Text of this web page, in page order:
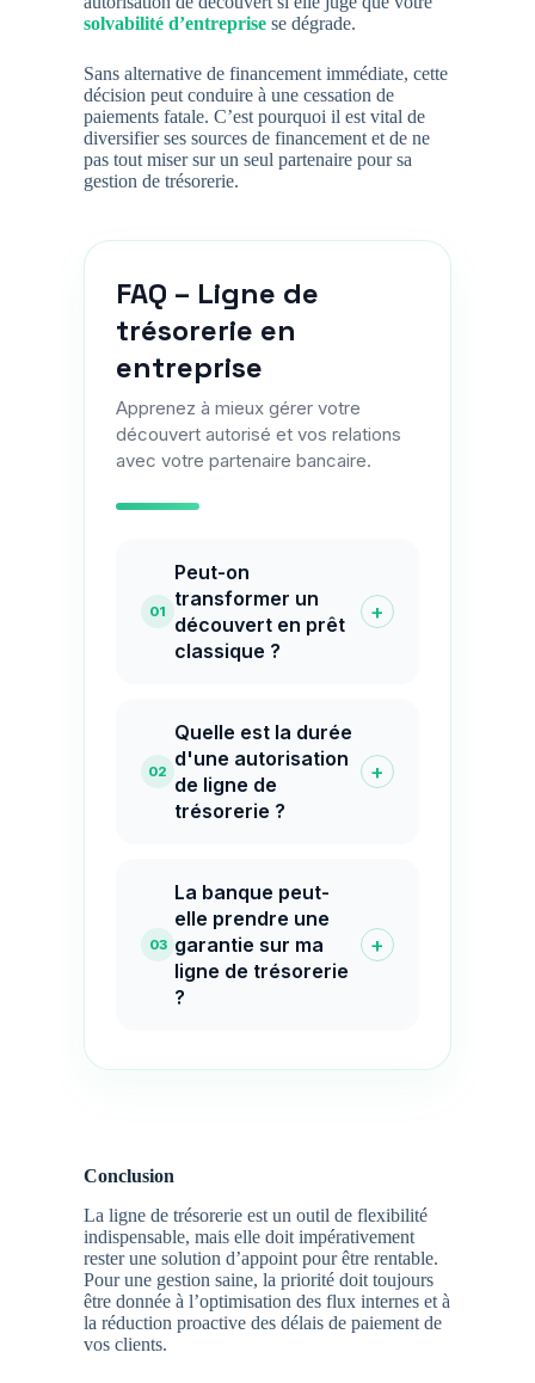
solvabilité d’entreprise se dégrade.
Sans alternative de financement immédiate, cette
décision peut conduire à une cessation de
paiements fatale. C’est pourquoi il est vital de
diversifier ses sources de financement et de ne
pas tout miser sur un seul partenaire pour sa
gestion de trésorerie.
FAQ – Ligne de
trésorerie en
entreprise
Apprenez à mieux gérer votre
découvert autorisé et vos relations
avec votre partenaire bancaire.
01
Peut-on
transformer un
découvert en prêt
classique ?
+
02
Quelle est la durée
d'une autorisation
de ligne de
trésorerie ?
+
03
La banque peut-
elle prendre une
garantie sur ma
ligne de trésorerie
?
+
Conclusion
La ligne de trésorerie est un outil de flexibilité
indispensable, mais elle doit impérativement
rester une solution d’appoint pour être rentable.
Pour une gestion saine, la priorité doit toujours
être donnée à l’optimisation des flux internes et à
la réduction proactive des délais de paiement de
vos clients.